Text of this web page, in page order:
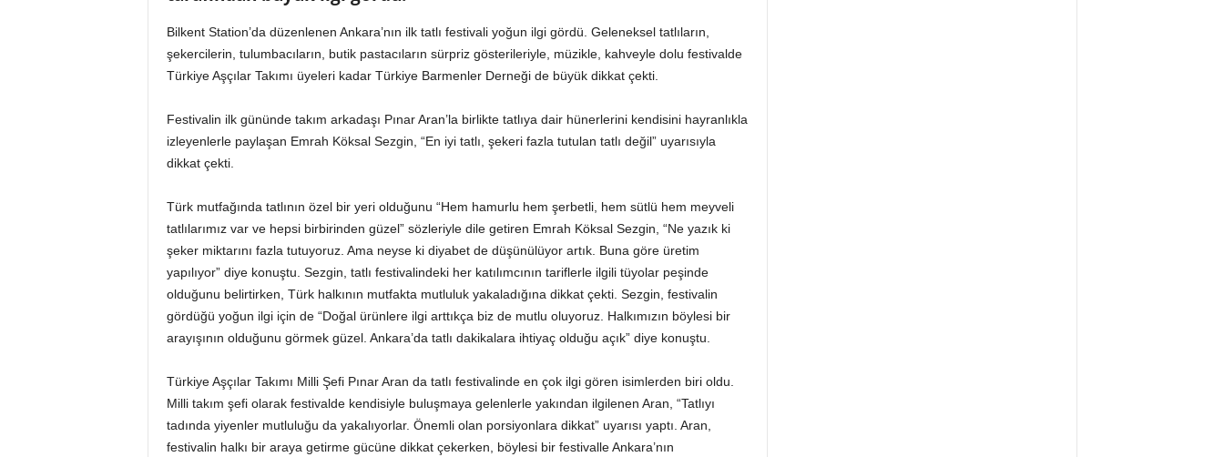
Bilkent Station’da düzenlenen Ankara’nın ilk tatlı festivali yoğun ilgi gördü. Geleneksel tatlıların,
şekercilerin, tulumbacıların, butik pastacıların sürpriz gösterileriyle, müzikle, kahveyle dolu festivalde
Türkiye Aşçılar Takımı üyeleri kadar Türkiye Barmenler Derneği de büyük dikkat çekti.
Festivalin ilk gününde takım arkadaşı Pınar Aran’la birlikte tatlıya dair hünerlerini kendisini hayranlıkla
izleyenlerle paylaşan Emrah Köksal Sezgin, “En iyi tatlı, şekeri fazla tutulan tatlı değil” uyarısıyla
dikkat çekti.
Türk mutfağında tatlının özel bir yeri olduğunu “Hem hamurlu hem şerbetli, hem sütlü hem meyveli
tatlılarımız var ve hepsi birbirinden güzel” sözleriyle dile getiren Emrah Köksal Sezgin, “Ne yazık ki
şeker miktarını fazla tutuyoruz. Ama neyse ki diyabet de düşünülüyor artık. Buna göre üretim
yapılıyor” diye konuştu. Sezgin, tatlı festivalindeki her katılımcının tariflerle ilgili tüyolar peşinde
olduğunu belirtirken, Türk halkının mutfakta mutluluk yakaladığına dikkat çekti. Sezgin, festivalin
gördüğü yoğun ilgi için de “Doğal ürünlere ilgi arttıkça biz de mutlu oluyoruz. Halkımızın böylesi bir
arayışının olduğunu görmek güzel. Ankara’da tatlı dakikalara ihtiyaç olduğu açık” diye konuştu.
Türkiye Aşçılar Takımı Milli Şefi Pınar Aran da tatlı festivalinde en çok ilgi gören isimlerden biri oldu.
Milli takım şefi olarak festivalde kendisiyle buluşmaya gelenlerle yakından ilgilenen Aran, “Tatlıyı
tadında yiyenler mutluluğu da yakalıyorlar. Önemli olan porsiyonlara dikkat” uyarısı yaptı. Aran,
festivalin halkı bir araya getirme gücüne dikkat çekerken, böylesi bir festivalle Ankara’nın